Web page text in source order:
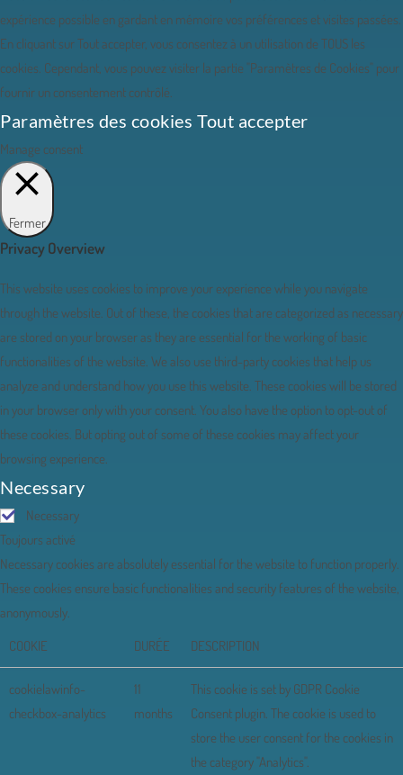
expérience possible en gardant en mémoire vos préférences et visites passées.
En cliquant sur Tout accepter, vous consentez à un utilisation de TOUS les
cookies. Cependant, vous pouvez visiter la partie "Paramètres de Cookies" pour
fournir un consentement contrôlé.
Paramètres des cookies Tout accepter
Manage consent
Fermer
Privacy Overview
This website uses cookies to improve your experience while you navigate
through the website. Out of these, the cookies that are categorized as necessary
are stored on your browser as they are essential for the working of basic
functionalities of the website. We also use third-party cookies that help us
analyze and understand how you use this website. These cookies will be stored
in your browser only with your consent. You also have the option to opt-out of
these cookies. But opting out of some of these cookies may affect your
browsing experience.
Necessary
Necessary
Toujours activé
Necessary cookies are absolutely essential for the website to function properly.
These cookies ensure basic functionalities and security features of the website,
anonymously.
COOKIE
DURÉE DESCRIPTION
cookielawinfo-
checkbox-analytics
11
months
This cookie is set by GDPR Cookie
Consent plugin. The cookie is used to
store the user consent for the cookies in
the category "Analytics".